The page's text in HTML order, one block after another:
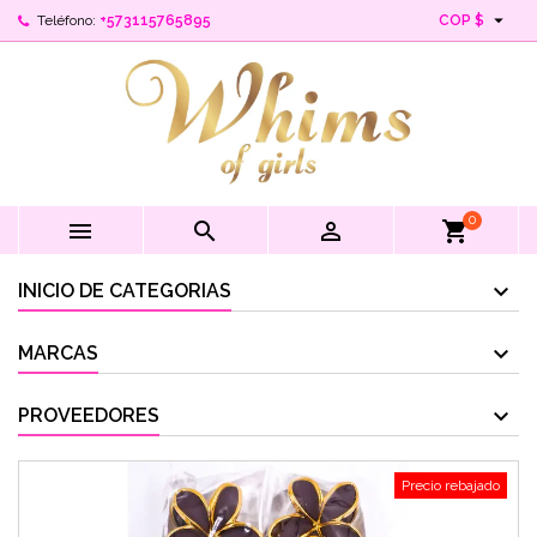
Teléfono: +573115765895 COP $ 
   shopping_cart0
INICIO DE CATEGORIAS
MARCAS
PROVEEDORES
Precio rebajado